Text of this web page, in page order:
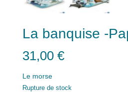
La banquise -
31,00 €
Le morse
Rupture de stock